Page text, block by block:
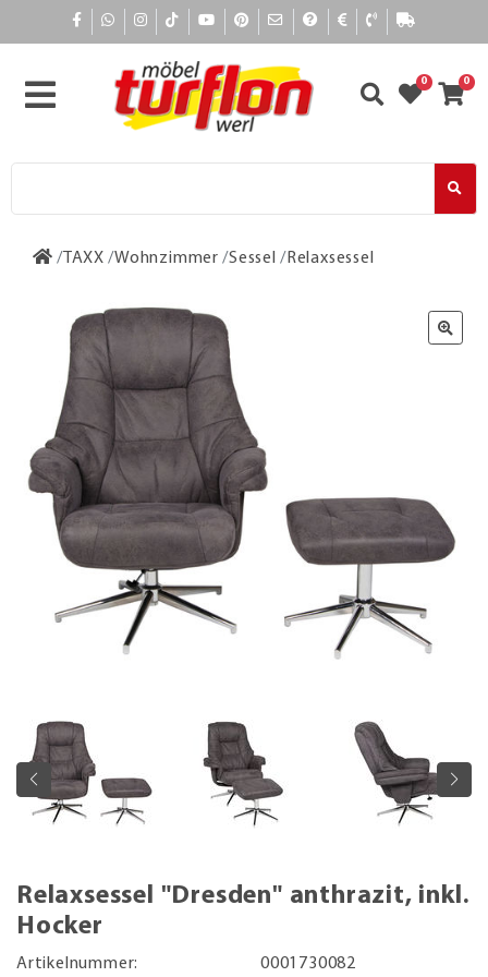
0 0
TAXX Wohnzimmer Sessel Relaxsessel
Relaxsessel "Dresden" anthrazit, inkl.
Hocker
Artikelnummer: 0001730082